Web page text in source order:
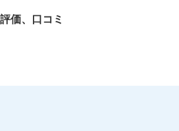
価、口コミ